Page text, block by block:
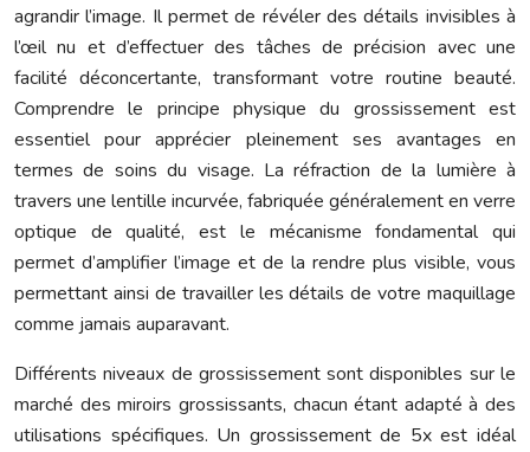
agrandir l’image. Il permet de révéler des détails invisibles à
l’œil nu et d’effectuer des tâches de précision avec une
facilité déconcertante, transformant votre routine beauté.
Comprendre le principe physique du grossissement est
essentiel pour apprécier pleinement ses avantages en
termes de soins du visage. La réfraction de la lumière à
travers une lentille incurvée, fabriquée généralement en verre
optique de qualité, est le mécanisme fondamental qui
permet d’amplifier l’image et de la rendre plus visible, vous
permettant ainsi de travailler les détails de votre maquillage
comme jamais auparavant.
Différents niveaux de grossissement sont disponibles sur le
marché des miroirs grossissants, chacun étant adapté à des
utilisations spécifiques. Un grossissement de 5x est idéal